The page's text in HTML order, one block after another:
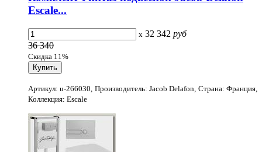
Escale...
x 32 342 руб
36 340
Скидка 11%
Артикул: u-266030, Производитель: Jacob Delafon, Страна: Франция,
Коллекция: Escale